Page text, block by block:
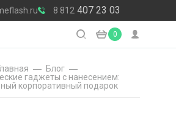
8 812 407 23 03
0
Блог
гаджеты с нанесением:
корпоративный подарок